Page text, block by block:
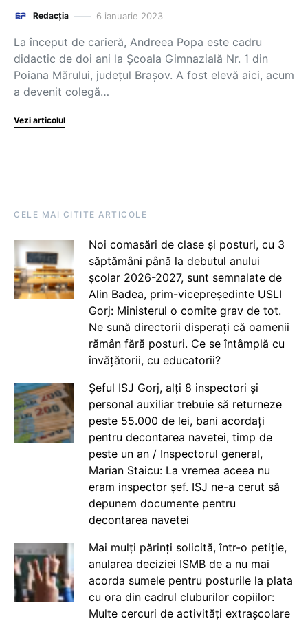
Redacția 6 ianuarie 2023
La început de carieră, Andreea Popa este cadru
didactic de doi ani la Școala Gimnazială Nr. 1 din
Poiana Mărului, județul Brașov. A fost elevă aici, acum
a devenit colegă…
Vezi articolul
CELE MAI CITITE ARTICOLE
Noi comasări de clase și posturi, cu 3
săptămâni până la debutul anului
școlar 2026-2027, sunt semnalate de
Alin Badea, prim-vicepreședinte USLI
Gorj: Ministerul o comite grav de tot.
Ne sună directorii disperați că oamenii
rămân fără posturi. Ce se întâmplă cu
învățătorii, cu educatorii?
Șeful ISJ Gorj, alți 8 inspectori și
personal auxiliar trebuie să returneze
peste 55.000 de lei, bani acordați
pentru decontarea navetei, timp de
peste un an / Inspectorul general,
Marian Staicu: La vremea aceea nu
eram inspector șef. ISJ ne-a cerut să
depunem documente pentru
decontarea navetei
Mai mulți părinți solicită, într-o petiție,
anularea deciziei ISMB de a nu mai
acorda sumele pentru posturile la plata
cu ora din cadrul cluburilor copiilor:
Multe cercuri de activități extrașcolare